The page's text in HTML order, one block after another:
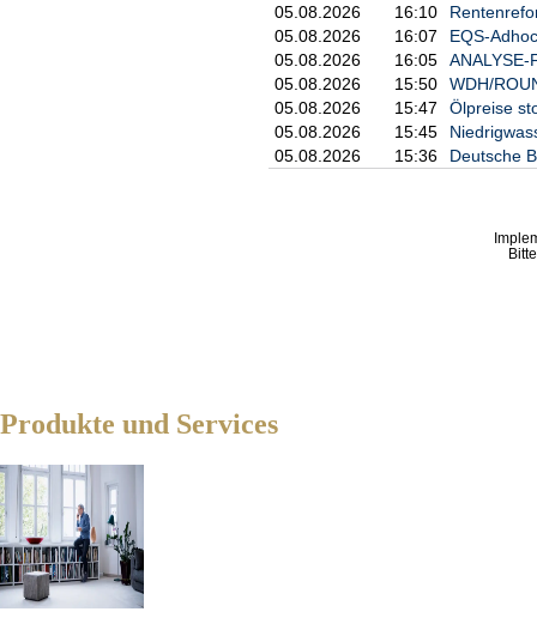
05.08.2026
16:10
05.08.2026
16:07
EQS-
05.08.2026
16:05
05.08.2026
15:50
WDH/
05.08.2026
15:47
Ölpreise
05.08.2026
15:45
05.08.2026
15:36 Deutsche
Produkte und Services